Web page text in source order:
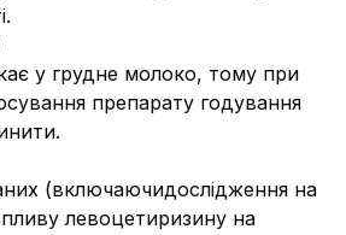
у грудне молоко, тому при
препарату годування
(включаючидослідження на
левоцетиризину на